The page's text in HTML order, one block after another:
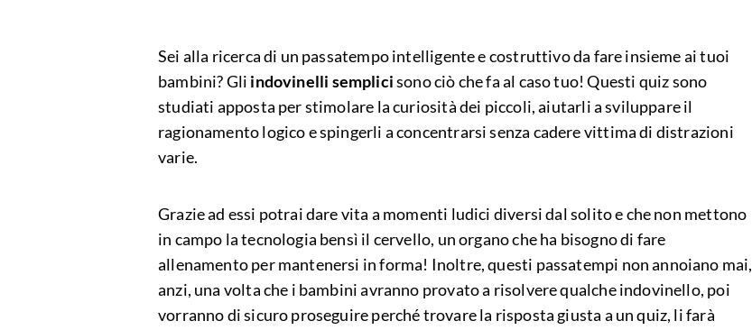
Sei alla ricerca di un passatempo intelligente e costruttivo da fare insieme ai tuoi
bambini? Gli indovinelli semplicisono ciò che fa al caso tuo! Questi quiz sono
studiati apposta per stimolare la curiosità dei piccoli, aiutarli a sviluppare il
ragionamento logico e spingerli a concentrarsi senza cadere vittima di distrazioni
varie.
Grazie ad essi potrai dare vita a momenti ludici diversi dal solito e che non mettono
in campo la tecnologia bensì il cervello, un organo che ha bisogno di fare
allenamento per mantenersi in forma! Inoltre, questi passatempi non annoiano mai,
anzi, una volta che i bambini avranno provato a risolvere qualche indovinello, poi
vorranno di sicuro proseguire perché trovare la risposta giusta a un quiz, li farà